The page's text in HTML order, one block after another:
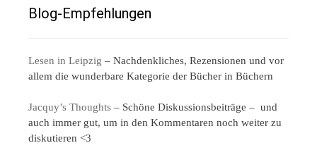
Blog-Empfehlungen
Lesen in Leipzig – Nachdenkliches, Rezensionen und vor
allem die wunderbare Kategorie der Bücher in Büchern
Jacquy’s Thoughts – Schöne Diskussionsbeiträge – und
auch immer gut, um in den Kommentaren noch weiter zu
diskutieren <3